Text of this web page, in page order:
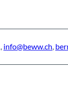
info@beww.ch